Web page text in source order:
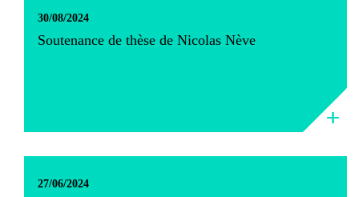
30/08/2024
Soutenance de thèse de Nicolas Nève
27/06/2024